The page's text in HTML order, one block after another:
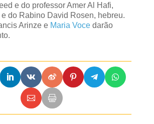
e do professor Amer Al Hafi,
do Rabino David Rosen, hebreu.
Arinze e Maria Voce darão